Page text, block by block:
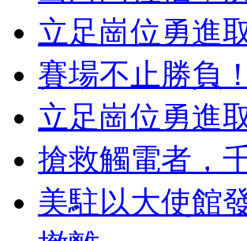
立足崗位勇進
賽場不止勝負
立足崗位勇進
搶救觸電者，
美駐以大使館